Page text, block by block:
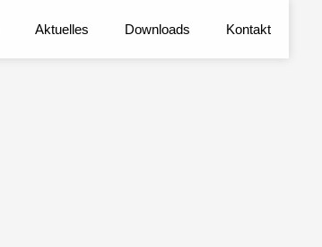
Aktuelles Downloads Kontakt